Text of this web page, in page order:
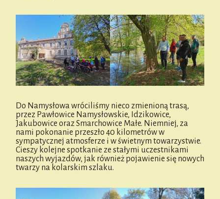
Do Namysłowa wróciliśmy nieco zmienioną trasą,
przez Pawłowice Namysłowskie, Idzikowice,
Jakubowice oraz Smarchowice Małe. Niemniej, za
nami pokonanie przeszło 40 kilometrów w
sympatycznej atmosferze i w świetnym towarzystwie.
Cieszy kolejne spotkanie ze stałymi uczestnikami
naszych wyjazdów, jak również pojawienie się nowych
twarzy na kolarskim szlaku.